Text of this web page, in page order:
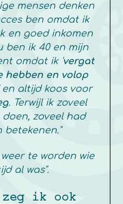
mensen denken
ben omdat ik
en goed inkomen
ben ik 40 en mijn
omdat ik ' vergat
hebben en volop
altijd koos voor
. Terwijl ik zoveel
zoveel had
betekenen."
weer te worden wie
al was".
ik ook